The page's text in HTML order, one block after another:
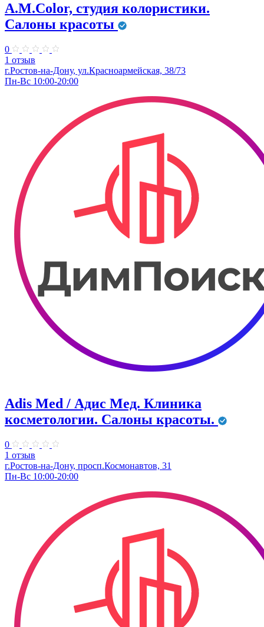
A.M.Color, студия колористики.
Салоны красоты
0
1 отзыв
г.Ростов-на-Дону, ул.Красноармейская, 38/73
Пн-Вс 10:00-20:00
Adis Med / Адис Мед. Клиника
косметологии. Салоны красоты.
0
1 отзыв
г.Ростов-на-Дону, просп.Космонавтов, 31
Пн-Вс 10:00-20:00